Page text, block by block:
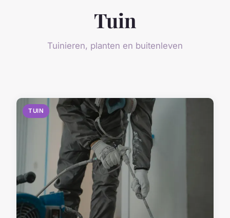
Tuin
Tuinieren, planten en buitenleven
TUIN